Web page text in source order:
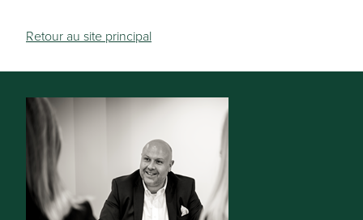
Retour au site principal